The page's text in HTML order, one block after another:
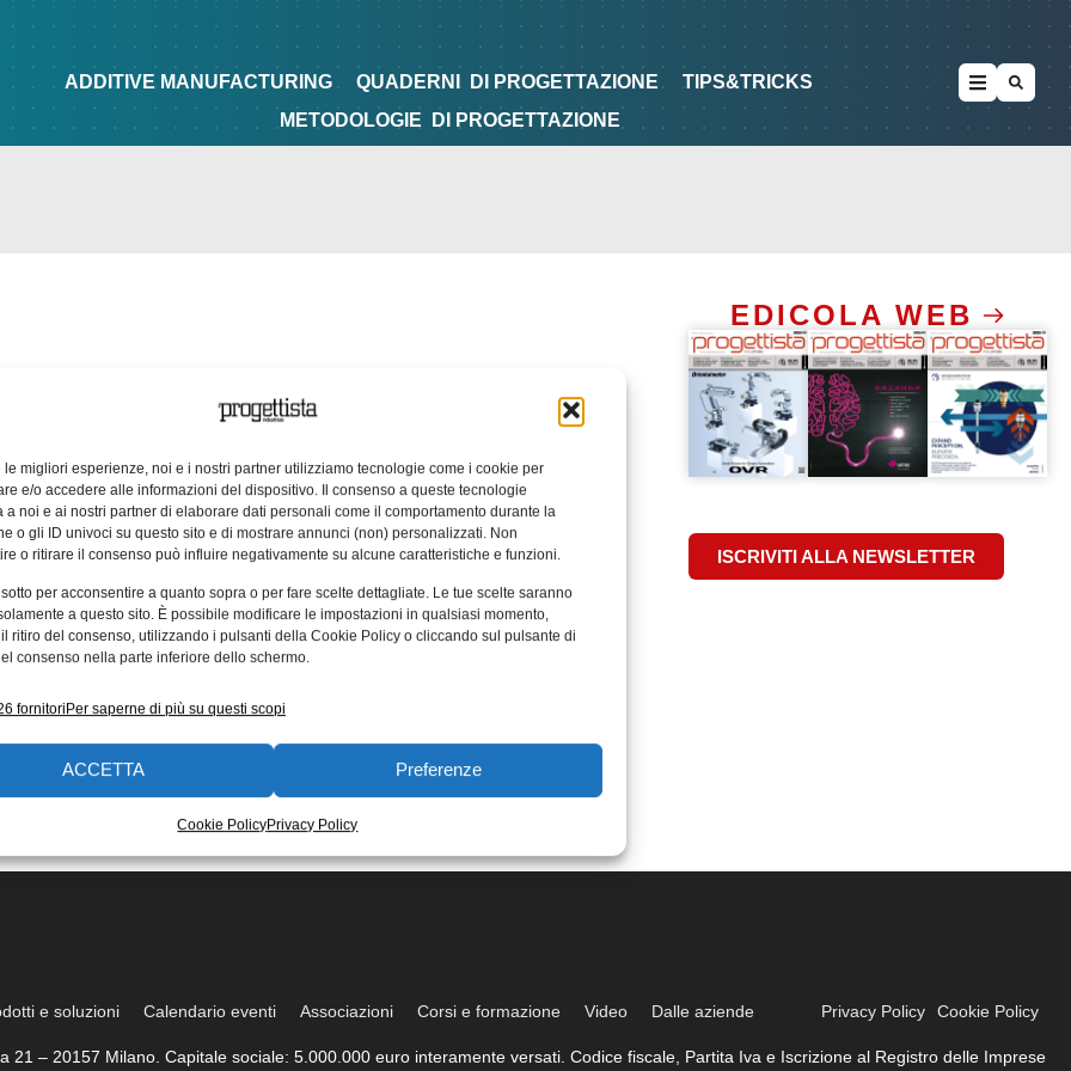
le migliori esperienze, noi e i nostri partner utilizziamo tecnologie come i cookie per
e/o accedere alle informazioni del dispositivo. Il consenso a queste tecnologie
a noi e ai nostri partner di elaborare dati personali come il comportamento durante la
o gli ID univoci su questo sito e di mostrare annunci (non) personalizzati. Non
o ritirare il consenso può influire negativamente su alcune caratteristiche e funzioni.
per acconsentire a quanto sopra o per fare scelte dettagliate. Le tue scelte saranno
a questo sito. È possibile modificare le impostazioni in qualsiasi momento,
ritiro del consenso, utilizzando i pulsanti della Cookie Policy o cliccando sul pulsante di
consenso nella parte inferiore dello schermo.
fornitoriPer saperne di più su questi scopi
ACCETTA Preferenze
Cookie PolicyPrivacy Policy
QUADERNI DI PROGETTAZIONE TIPS&TRICKS METODOLOGIE DI PROGETTAZIONE
ADDITIVE MANUFACTURING QUADERNI DI PROGETTAZIONE
TIPS&TRICKS
METODOLOGIE
DI PROGETTAZIONE
EDICOLA WEB
ISCRIVITI ALLA NEWSLETTER
e soluzioni Calendario eventi Associazioni Corsi e formazione Video Dalle aziende Privacy Policy Cookie Policy
21 – 20157 Milano. Capitale sociale: 5.000.000 euro interamente versati. Codice fiscale, Partita Iva e Iscrizione al Registro delle Imprese